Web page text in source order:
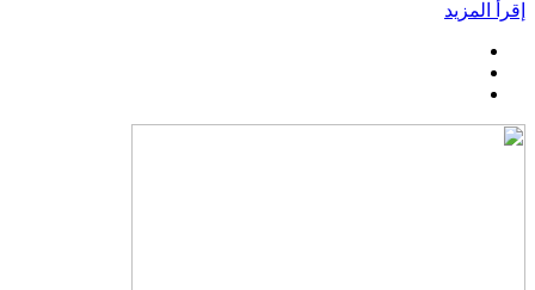
إقرأ المزيد